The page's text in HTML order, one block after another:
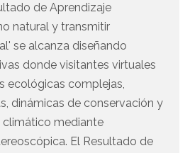
de Aprendizaje
natural y transmitir
se alcanza diseñando
donde visitantes virtuales
ecológicas complejas,
dinámicas de conservación y
mediante
El Resultado de